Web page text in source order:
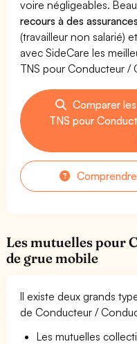
voire négligeables.
recours à des
(travailleur non salarié)
avec SideCare les
TNS pour Conducteur /
Comparer
TNS pour
Les mutuelles pour
de grue mobile
Il existe deux grands
de Conducteur /
Les mutuelles